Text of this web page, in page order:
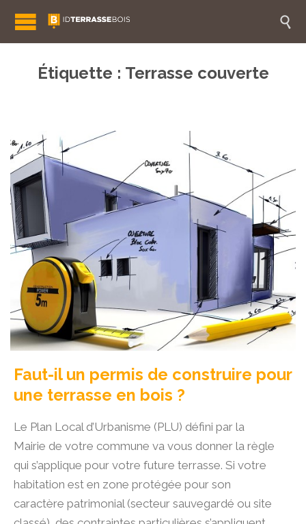

Étiquette : Terrasse couverte
Faut-il un permis de construire pour
une terrasse en bois ?
Le Plan Local d’Urbanisme (PLU) défini par la
Mairie de votre commune va vous donner la règle
qui s’applique pour votre future terrasse. Si votre
habitation est en zone protégée pour son
caractère patrimonial (secteur sauvegardé ou site